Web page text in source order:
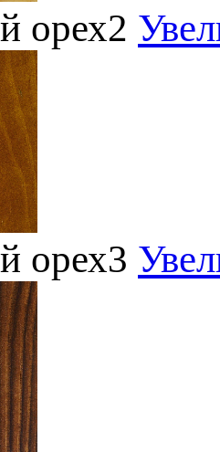
орех2
орех3